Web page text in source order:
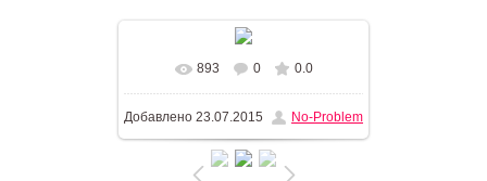
В реальном размере 1200x900
267.8Kb
893 0 0.0
Добавлено 23.07.2015 No-Problem